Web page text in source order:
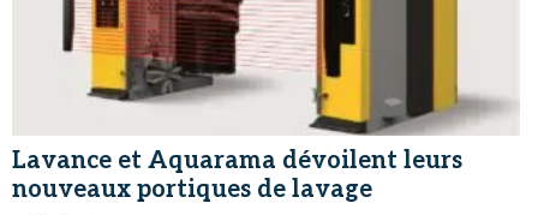
Lavance et Aquarama dévoilent leurs
nouveaux portiques de lavage